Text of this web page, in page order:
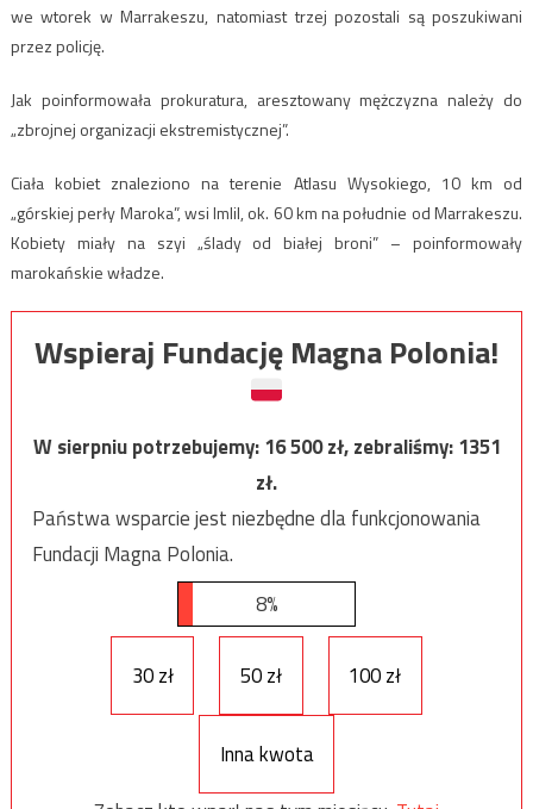
we wtorek w Marrakeszu, natomiast trzej pozostali są poszukiwani
przez policję.
Jak poinformowała prokuratura, aresztowany mężczyzna należy do
„zbrojnej organizacji ekstremistycznej”.
Ciała kobiet znaleziono na terenie Atlasu Wysokiego, 10 km od
„górskiej perły Maroka”, wsi Imlil, ok. 60 km na południe od Marrakeszu.
Kobiety miały na szyi „ślady od białej broni” – poinformowały
marokańskie władze.
Wspieraj Fundację Magna Polonia!
W sierpniu potrzebujemy:16 500zł, zebraliśmy:1351
zł.
Państwa wsparcie jest niezbędne dla funkcjonowania
Fundacji Magna Polonia.
8%
30 zł 50 zł 100 zł
Inna kwota